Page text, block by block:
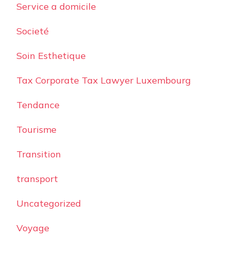
Service a domicile
Societé
Soin Esthetique
Tax Corporate Tax Lawyer Luxembourg
Tendance
Tourisme
Transition
transport
Uncategorized
Voyage